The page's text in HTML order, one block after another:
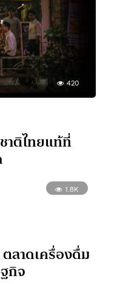
420
าติไทยแท้ที่
1.8K
ลาดเครื่องดื่ม
กิจ